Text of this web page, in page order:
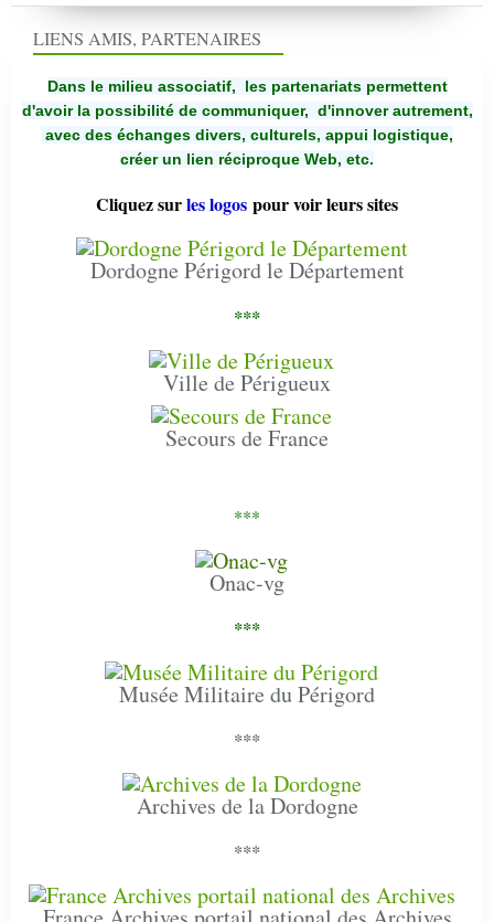
LIENS AMIS, PARTENAIRES
Dans le milieu associatif, les partenariats permettent
d'avoir la possibilité de communiquer, d'innover autrement,
avec des échanges divers, culturels, appui logistique,
créer un lien réciproque Web, etc.
Cliquez surles logos pour voir leurs sites
Dordogne Périgord le Département
***
Ville de Périgueux
Secours de France
***
Onac-vg
***
Musée Militaire du Périgord
***
Archives de la Dordogne
***